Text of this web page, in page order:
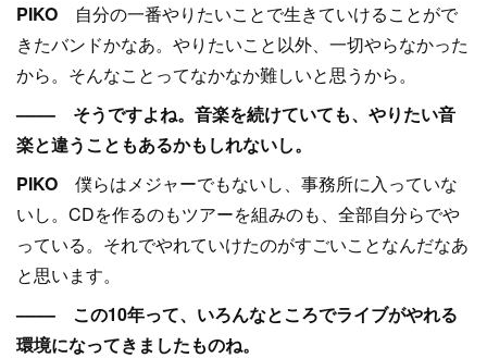
PIKO 自分の一番やりたいことで生きていけることがで
きたバンドかなあ。やりたいこと以外、一切やらなかった
から。そんなことってなかなか難しいと思うから。
–––– そうですよね。音楽を続けていても、やりたい音
楽と違うこともあるかもしれないし。
PIKO 僕らはメジャーでもないし、事務所に入っていな
いし。CDを作るのもツアーを組みのも、全部自分らでや
っている。それでやれていけたのがすごいことなんだなあ
と思います。
–––– この10年って、いろんなところでライブがやれる
環境になってきましたものね。